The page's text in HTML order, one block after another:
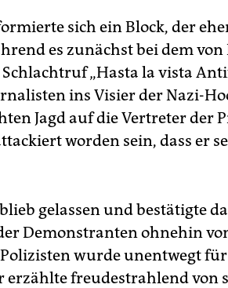
sich ein Block, der
es zunächst bei dem
„Hasta la vista
ins Visier der Nazi-
Jagd auf die Vertreter der
worden sein, dass er
gelassen und bestätigte
Demonstranten ohnehin
wurde unentwegt
erzählte freudestrahlend von